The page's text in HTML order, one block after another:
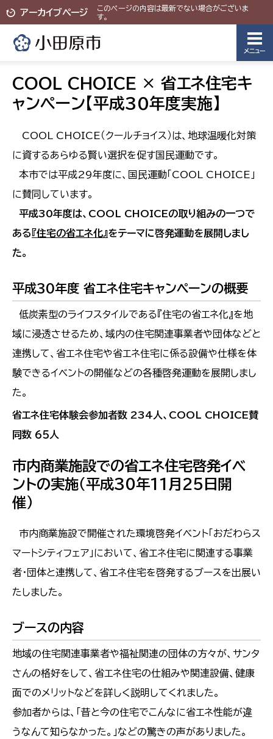
アーカイブページ
このページの内容は最新でない場合がございま
す。
メニュー
COOL CHOICE × 省エネ住宅キ
ャンペーン【平成30年度実施】
COOL CHOICE（クールチョイス）は、地球温暖化対策
に資するあらゆる賢い選択を促す国民運動です。
本市では平成29年度に、国民運動「COOL CHOICE」
に賛同しています。
平成30年度は、COOL CHOICEの取り組みの一つで
ある 『住宅の省エネ化』をテーマに啓発運動を展開しまし
た。
平成30年度 省エネ住宅キャンペーンの概要
低炭素型のライフスタイルである『住宅の省エネ化』を地
域に浸透させるため、域内の住宅関連事業者や団体などと
連携して、省エネ住宅や省エネ住宅に係る設備や仕様を体
験できるイベントの開催などの各種啓発運動を展開しまし
た。
省エネ住宅体験会参加者数 234人、COOL CHOICE賛
同数 ６５人
市内商業施設での省エネ住宅啓発イベ
ントの実施（平成30年11月25日開
催）
市内商業施設で開催された環境啓発イベント「おだわらス
マートシティフェア」において、省エネ住宅に関連する事業
者・団体と連携して、省エネ住宅を啓発するブースを出展い
たしました。
ブースの内容
地域の住宅関連事業者や福祉関連の団体の方々が、サンタ
さんの格好をして、省エネ住宅の仕組みや関連設備、健康
面でのメリットなどを詳しく説明してくれました。
参加者からは、「昔と今の住宅でこんなに省エネ性能が違
うなんて知らなかった。」などの驚きの声がありました。